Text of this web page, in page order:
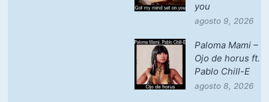
you
agosto 9, 2026
Paloma Mami –
Ojo de horus ft.
Pablo Chill-E
agosto 8, 2026